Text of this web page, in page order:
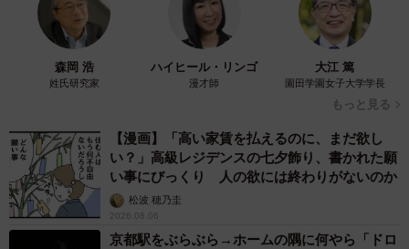
森岡 浩
姓氏研究家
ハイヒール・リンゴ
漫才師
大江 篤
園田学園女子大学学長
もっと見る
【漫画】「高い家賃を払えるのに、まだ欲し
い？」高級レジデンスの七夕飾り、書かれた願
い事にびっくり 人の欲には終わりがないのか
松波 穂乃圭
2026.08.06
京都駅をぶらぶら→ホームの隅に何やら「ドロ